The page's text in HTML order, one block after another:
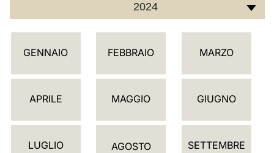
2024
C
L
D
GENNAIO FEBBRAIO MARZO
APRILE MAGGIO GIUGNO
LUGLIO AGOSTO SETTEMBRE